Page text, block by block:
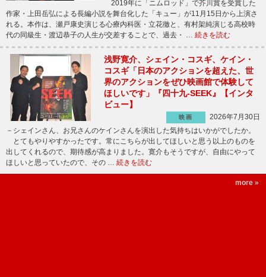
2019年に「ニムロッド」で芥川賞を受賞した
作家・上田岳弘による長編小説を舞台化した「キュー」が11月15日から上演さ
れる。本作は、瀬戸康史演じる心療内科医・立花徹と、有村架純演じる高校時
代の同級生・渡辺恭子の人生が交差することで、過去・ … 続きを読む
浅野寛介、シェイン・コスギ、ケイン・
コスギ「日本のアクションを超えた、世
界のアクションをぜひ映画館で体験して
ほしいです」『四十九-SEEK』【インタ
ビュー】
映画
2026年7月30日
－シェインさん、お兄さんのケインさんを演出した気持ちはいかがでしたか。
とてもやりやすかったです。常にこちらが出してほしいと思う以上のものを
出してくれるので、期待感が高まりました。寛介もそうですが、自由にやって
ほしいと思っていたので、その … 続きを読む
more »